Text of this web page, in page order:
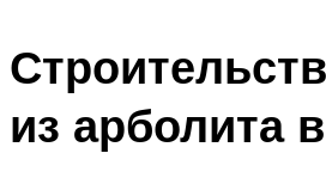
из арболита